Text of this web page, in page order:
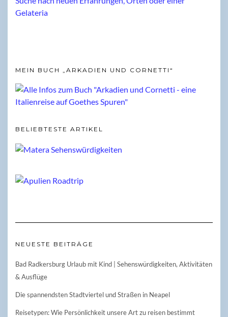
MEIN BUCH „ARKADIEN UND CORNETTI“
BELIEBTESTE ARTIKEL
NEUESTE BEITRÄGE
Bad Radkersburg Urlaub mit Kind | Sehenswürdigkeiten, Aktivitäten
& Ausflüge
Die spannendsten Stadtviertel und Straßen in Neapel
Reisetypen: Wie Persönlichkeit unsere Art zu reisen bestimmt